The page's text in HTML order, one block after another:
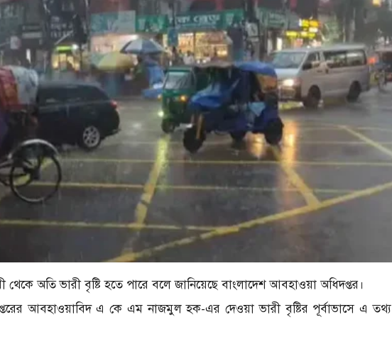
অতি ভারী বৃষ্টি হতে পারে বলে জানিয়েছে বাংলাদেশ আবহাওয়া অধিদপ্তর।
আবহাওয়াবিদ এ কে এম নাজমুল হক-এর দেওয়া ভারী বৃষ্টির পূর্বাভাসে এ তথ্য